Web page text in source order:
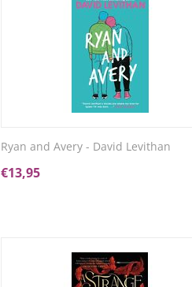
Ryan and Avery - David Levithan
€13,95